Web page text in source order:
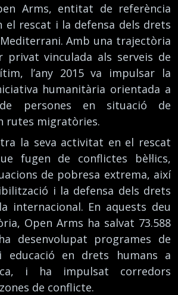
Arms, entitat de referència
el rescat i la defensa dels drets
Amb una trajectòria
privat vinculada als serveis de
l’any 2015 va impulsar la
humanitària orientada a
persones en situació de
rutes migratòries.
la seva activitat en el rescat
fugen de conflictes bèl·lics,
de pobresa extrema, així
i la defensa dels drets
internacional. En aquests deu
Open Arms ha salvat 73.588
desenvolupat programes de
educació en drets humans a
i ha impulsat corredors
de conflicte.